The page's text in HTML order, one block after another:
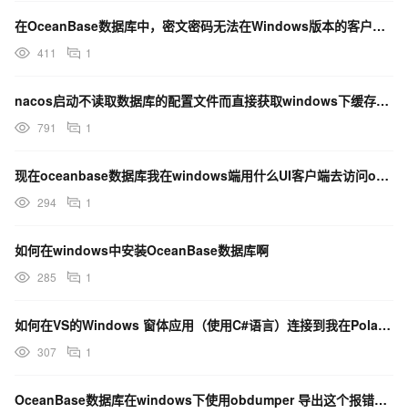
在OceanBase数据库中，密文密码无法在Windows版本的客户端来链接OB的么？
411 1
nacos启动不读取数据库的配置文件而直接获取windows下缓存的文件 怎么回事？
791 1
现在oceanbase数据库我在windows端用什么UI客户端去访问oceanBase数据库？
294 1
如何在windows中安装OceanBase数据库啊
285 1
如何在VS的Windows 窗体应用（使用C#语言）连接到我在PolarDB的云端数据库呢？
307 1
OceanBase数据库在windows下使用obdumper 导出这个报错是为什么？